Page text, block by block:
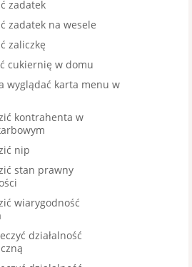
zadatek
zadatek na wesele
zaliczkę
cukiernię w domu
wyglądać karta menu w
kontrahenta w
nip
stan prawny
wiarygodność
działalność